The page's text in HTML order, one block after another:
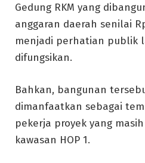
Gedung RKM yang
anggaran daerah senilai
menjadi perhatian publik
difungsikan.
Bahkan, bangunan
dimanfaatkan sebagai
pekerja proyek yang
kawasan HOP 1.